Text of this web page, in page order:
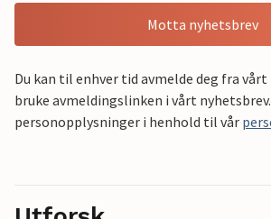
Motta nyhetsbrev
Du kan til enhver tid avmelde deg fra vårt
bruke avmeldingslinken i vårt
personopplysninger i henhold til vår